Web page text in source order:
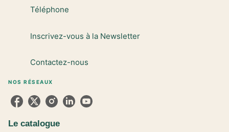
Téléphone
Inscrivez-vous à la Newsletter
Contactez-nous
NOS RÉSEAUX
Le catalogue